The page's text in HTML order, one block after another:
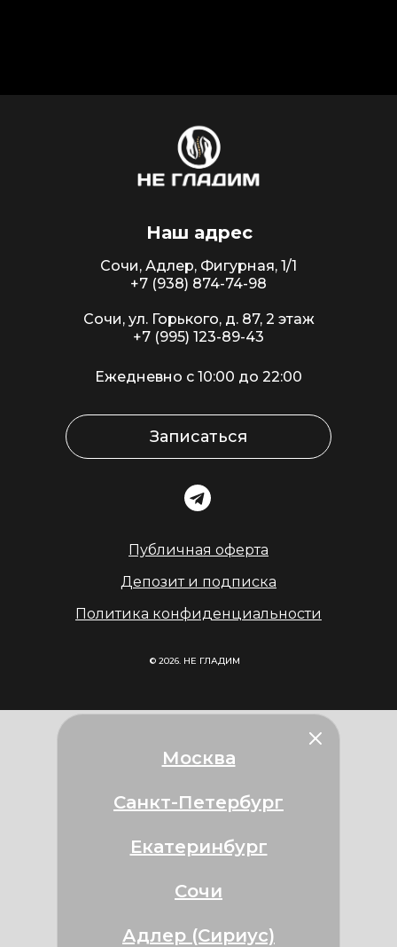
Сочи, Адлер, Фигурная, 1/1
+7 (938) 874-74-98
Сочи, ул. Горького, д. 87, 2 этаж
+7 (995) 123-89-43
Публичная оферта
Депозит и подписка
Политика конфиденциальности
Наш адрес
Ежедневно с 10:00 до 22:00
© 2026. НЕ ГЛАДИМ
Записаться
Москва
Санкт-Петербург
Екатеринбург
Сочи
Адлер (Сириус)